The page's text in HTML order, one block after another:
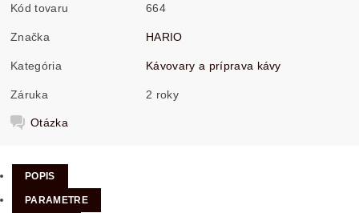
Kód tovaru 664
Značka HARIO
Kategória Kávovary a príprava kávy
Záruka 2 roky
Otázka
POPIS
PARAMETRE